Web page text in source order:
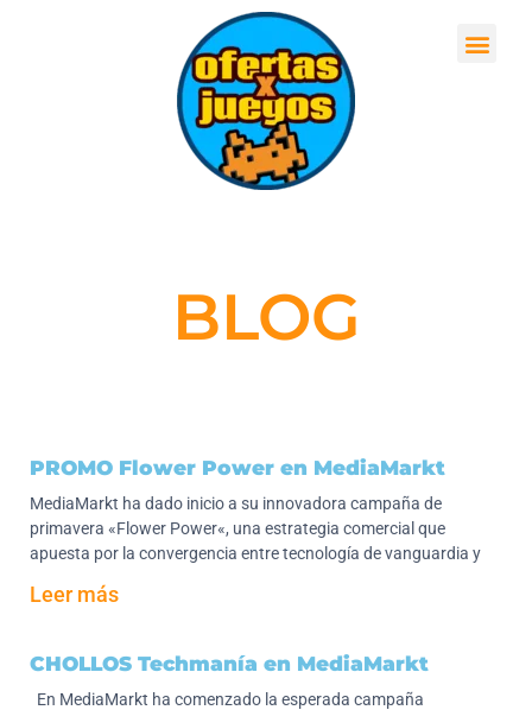
BLOG
PROMO Flower Power en MediaMarkt
MediaMarkt ha dado inicio a su innovadora campaña de
primavera «Flower Power«, una estrategia comercial que
apuesta por la convergencia entre tecnología de vanguardia y
Leer más
CHOLLOS Techmanía en MediaMarkt
En MediaMarkt ha comenzado la esperada campaña